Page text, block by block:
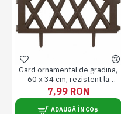
Gard ornamental de gradina,
60 x 34 cm, rezistent la
conditii meteorologice, usor
de montat, element decorativ
pentru gradina, maro
7,99 RON
ADAUGĂ ÎN COȘ